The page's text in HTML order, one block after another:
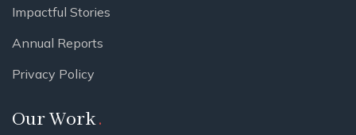
Impactful Stories
Annual Reports
Privacy Policy
Our Work